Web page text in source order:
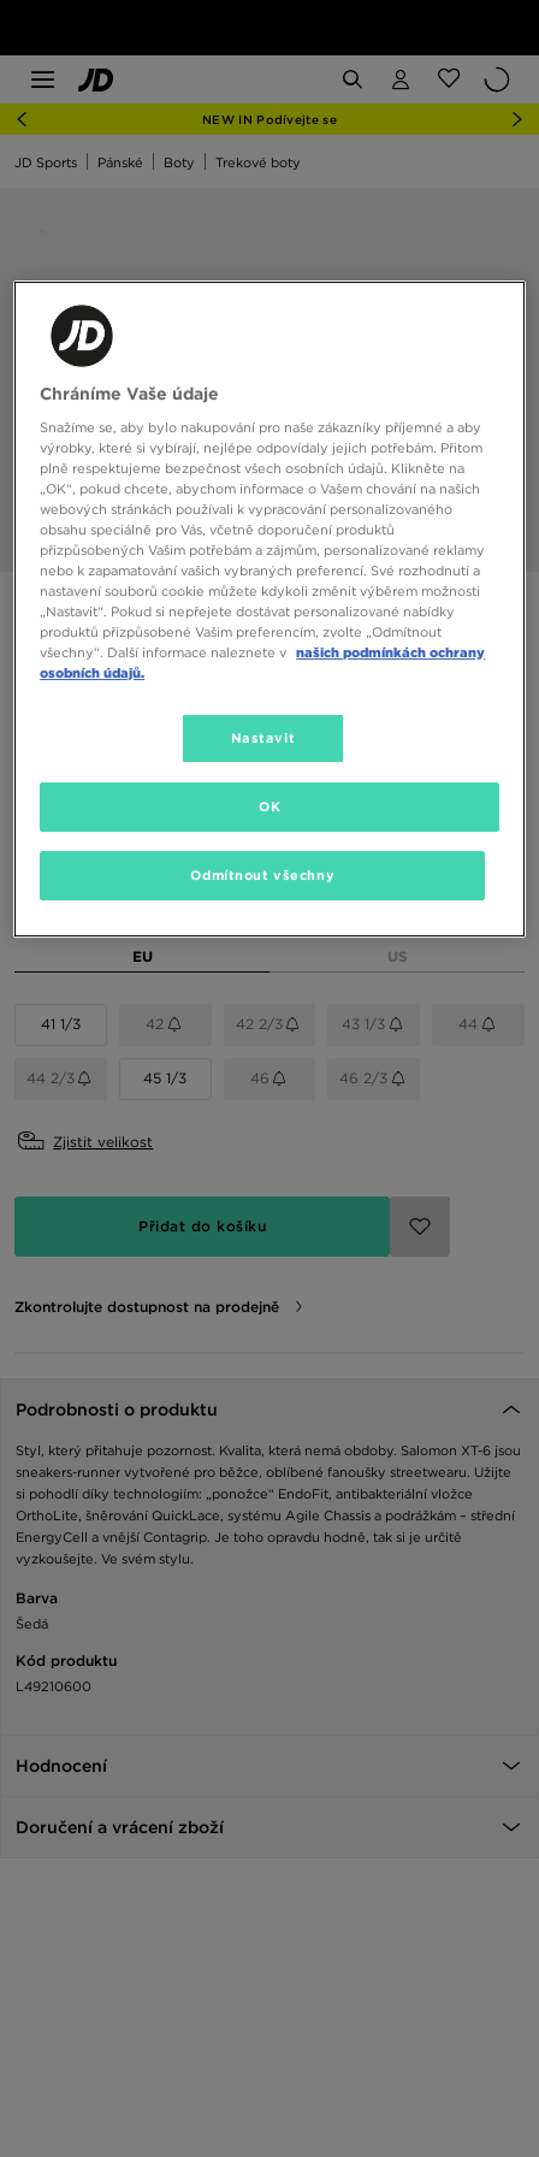
NEW IN Podívejte se
JD Sports Pánské Boty Trekové boty
ONLY AT JD
SALOMON XT-6
(Nejnižší cena za posledních 30 dní)
(Původní cena)
EU US
41 1/3 42 42 2/3 43 1/3 44
44 2/3 45 1/3 46 46 2/3
Zjistit velikost
Přidat do košíku
Zkontrolujte dostupnost na prodejně
Podrobnosti o produktu
Styl, který přitahuje pozornost. Kvalita, která nemá obdoby. Salomon XT-6 jsou
sneakers-runner vytvořené pro běžce, oblíbené fanoušky streetwearu. Užijte
si pohodlí díky technologiím: „ponožce“ EndoFit, antibakteriální vložce
OrthoLite, šněrování QuickLace, systému Agile Chassis a podrážkám – střední
EnergyCell a vnější Contagrip. Je toho opravdu hodně, tak si je určitě
vyzkoušejte. Ve svém stylu.
Barva
Šedá
Kód produktu
L49210600
Hodnocení
Doručení a vrácení zboží
Chráníme Vaše údaje
Snažíme se, aby bylo nakupování pro naše zákazníky příjemné a aby
výrobky, které si vybírají, nejlépe odpovídaly jejich potřebám. Přitom
plně respektujeme bezpečnost všech osobních údajů. Klikněte na
„OK“, pokud chcete, abychom informace o Vašem chování na našich
webových stránkách používali k vypracování personalizovaného
obsahu speciálně pro Vás, včetně doporučení produktů
přizpůsobených Vašim potřebám a zájmům, personalizované reklamy
nebo k zapamatování vašich vybraných preferencí. Své rozhodnutí a
nastavení souborů cookie můžete kdykoli změnit výběrem možnosti
„Nastavit“. Pokud si nepřejete dostávat personalizované nabídky
produktů přizpůsobené Vašim preferencím, zvolte „Odmítnout
všechny“. Další informace naleznete v našich podmínkách ochrany
osobních údajů.
Nastavit
Odmítnout všechny
OK